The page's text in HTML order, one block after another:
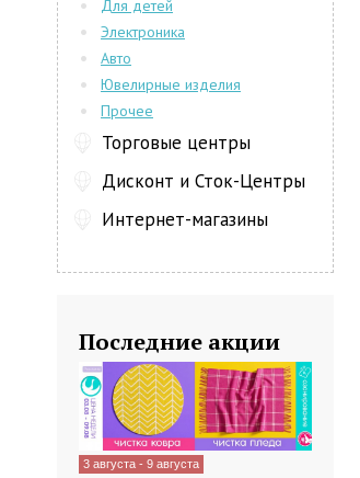
Для детей
Электроника
Авто
Ювелирные изделия
Прочее
Торговые центры
Дисконт и Сток-Центры
Интернет-магазины
Последние акции
3 августа - 9 августа